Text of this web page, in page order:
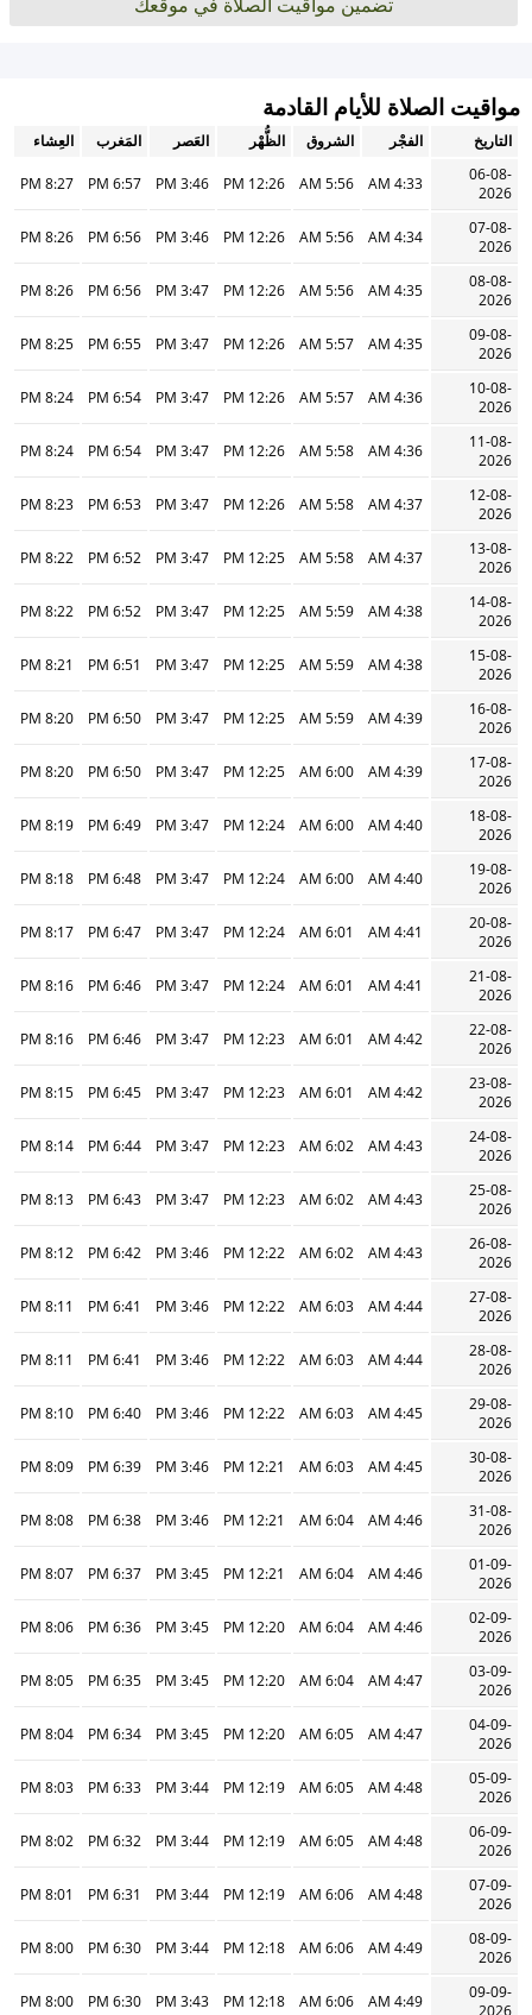
مواقيت الصلاة للأيام القادمة
التاريخ الفجْر الشروق الظُّهْر العَصر المَغرب
العِشاء
06-08-
2026
4:33 AM
5:56 AM
12:26 PM
3:46 PM
6:57 PM
8:27 PM
07-08-
2026
4:34 AM
5:56 AM
12:26 PM
3:46 PM
6:56 PM
8:26 PM
08-08-
2026
4:35 AM
5:56 AM
12:26 PM
3:47 PM
6:56 PM
8:26 PM
09-08-
2026
4:35 AM
5:57 AM
12:26 PM
3:47 PM
6:55 PM
8:25 PM
10-08-
2026
4:36 AM
5:57 AM
12:26 PM
3:47 PM
6:54 PM
8:24 PM
11-08-
2026
4:36 AM
5:58 AM
12:26 PM
3:47 PM
6:54 PM
8:24 PM
12-08-
2026
4:37 AM
5:58 AM
12:26 PM
3:47 PM
6:53 PM
8:23 PM
13-08-
2026
4:37 AM
5:58 AM
12:25 PM
3:47 PM
6:52 PM
8:22 PM
14-08-
2026
4:38 AM
5:59 AM
12:25 PM
3:47 PM
6:52 PM
8:22 PM
15-08-
2026
4:38 AM
5:59 AM
12:25 PM
3:47 PM
6:51 PM
8:21 PM
16-08-
2026
4:39 AM
5:59 AM
12:25 PM
3:47 PM
6:50 PM
8:20 PM
17-08-
2026
4:39 AM
6:00 AM
12:25 PM
3:47 PM
6:50 PM
8:20 PM
18-08-
2026
4:40 AM
6:00 AM
12:24 PM
3:47 PM
6:49 PM
8:19 PM
19-08-
2026
4:40 AM
6:00 AM
12:24 PM
3:47 PM
6:48 PM
8:18 PM
20-08-
2026
4:41 AM
6:01 AM
12:24 PM
3:47 PM
6:47 PM
8:17 PM
21-08-
2026
4:41 AM
6:01 AM
12:24 PM
3:47 PM
6:46 PM
8:16 PM
22-08-
2026
4:42 AM
6:01 AM
12:23 PM
3:47 PM
6:46 PM
8:16 PM
23-08-
2026
4:42 AM
6:01 AM
12:23 PM
3:47 PM
6:45 PM
8:15 PM
24-08-
2026
4:43 AM
6:02 AM
12:23 PM
3:47 PM
6:44 PM
8:14 PM
25-08-
2026
4:43 AM
6:02 AM
12:23 PM
3:47 PM
6:43 PM
8:13 PM
26-08-
2026
4:43 AM
6:02 AM
12:22 PM
3:46 PM
6:42 PM
8:12 PM
27-08-
2026
4:44 AM
6:03 AM
12:22 PM
3:46 PM
6:41 PM
8:11 PM
28-08-
2026
4:44 AM
6:03 AM
12:22 PM
3:46 PM
6:41 PM
8:11 PM
29-08-
2026
4:45 AM
6:03 AM
12:22 PM
3:46 PM
6:40 PM
8:10 PM
30-08-
2026
4:45 AM
6:03 AM
12:21 PM
3:46 PM
6:39 PM
8:09 PM
31-08-
2026
4:46 AM
6:04 AM
12:21 PM
3:46 PM
6:38 PM
8:08 PM
01-09-
2026
4:46 AM
6:04 AM
12:21 PM
3:45 PM
6:37 PM
8:07 PM
02-09-
2026
4:46 AM
6:04 AM
12:20 PM
3:45 PM
6:36 PM
8:06 PM
03-09-
2026
4:47 AM
6:04 AM
12:20 PM
3:45 PM
6:35 PM
8:05 PM
04-09-
2026
4:47 AM
6:05 AM
12:20 PM
3:45 PM
6:34 PM
8:04 PM
05-09-
2026
4:48 AM
6:05 AM
12:19 PM
3:44 PM
6:33 PM
8:03 PM
06-09-
2026
4:48 AM
6:05 AM
12:19 PM
3:44 PM
6:32 PM
8:02 PM
07-09-
2026
4:48 AM
6:06 AM
12:19 PM
3:44 PM
6:31 PM
8:01 PM
08-09-
2026
4:49 AM
6:06 AM
12:18 PM
3:44 PM
6:30 PM
8:00 PM
09-09-
2026
4:49 AM
6:06 AM
12:18 PM
3:43 PM
6:30 PM
8:00 PM